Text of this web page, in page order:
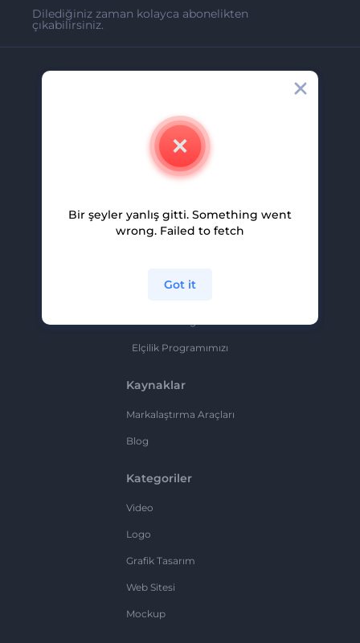
Dilediğiniz zaman kolayca abonelikten
çıkabilirsiniz.
İletişim
Kariyer
Ortaklık Programı
Elçilik Programımızı
Kaynaklar
Markalaştırma Araçları
Blog
Kategoriler
Video
Logo
Grafik Tasarım
Web Sitesi
Mockup
Bir şeyler yanlış gitti. Something went
wrong. Failed to fetch
Got it